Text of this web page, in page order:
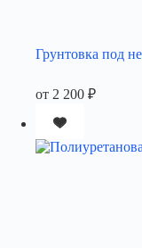
Грунтовка под
от 2 200 ₽